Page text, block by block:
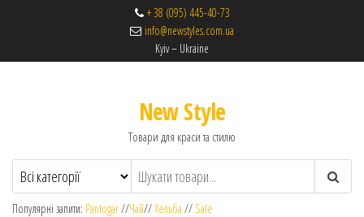
+ 38 (095) 445-40-73
info@newstyles.com.ua
Kyiv – Ukraine
New Style
Товари для краси та стилю
Популярні запити: Pantogar//Чай//Хельба // Sale